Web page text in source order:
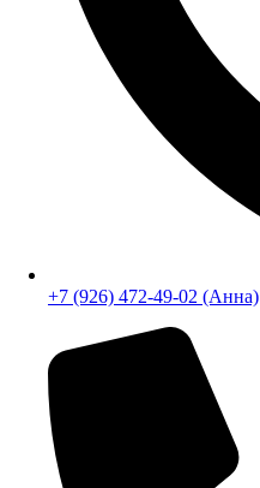
+7 (926) 472-49-02 (Анна)
+7 (926) 472-49-02